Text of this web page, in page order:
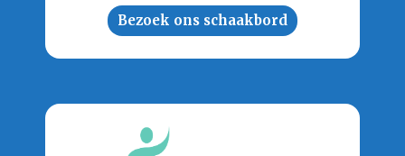
Bezoek ons schaakbord